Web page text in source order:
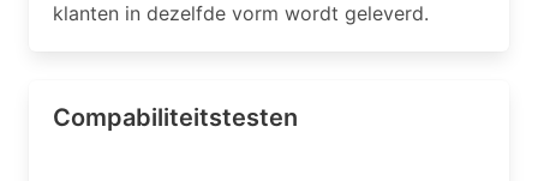
klanten in dezelfde vorm wordt geleverd.
Compabiliteitstesten